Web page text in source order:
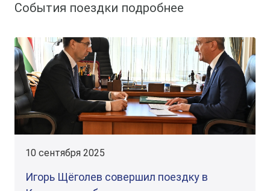
События поездки подробнее
10 сентября 2025
Игорь Щёголев совершил поездку в